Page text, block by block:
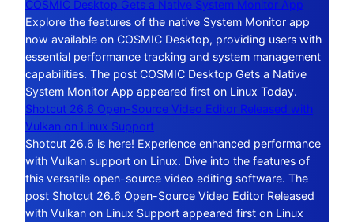
COSMIC Desktop Gets a Native System Monitor App
Explore the features of the native System Monitor app
now available on COSMIC Desktop, providing users with
essential performance tracking and system management
capabilities. The post COSMIC Desktop Gets a Native
System Monitor App appeared first on Linux Today.
Shotcut 26.6 Open-Source Video Editor Released with
Vulkan on Linux Support
Shotcut 26.6 is here! Experience enhanced performance
with Vulkan support on Linux. Dive into the features of
this versatile open-source video editing software. The
post Shotcut 26.6 Open-Source Video Editor Released
with Vulkan on Linux Support appeared first on Linux